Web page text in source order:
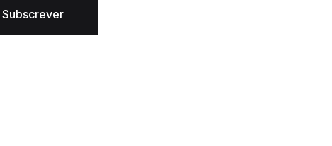
Subscrever